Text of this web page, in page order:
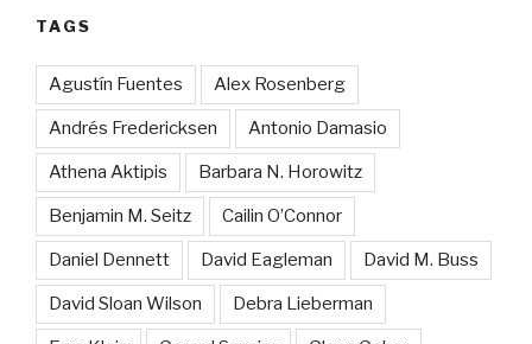
TAGS
Agustín Fuentes Alex Rosenberg
Andrés Fredericksen Antonio Damasio
Athena Aktipis Barbara N. Horowitz
Benjamin M. Seitz Cailin O’Connor
Daniel Dennett David Eagleman David M. Buss
David Sloan Wilson Debra Lieberman